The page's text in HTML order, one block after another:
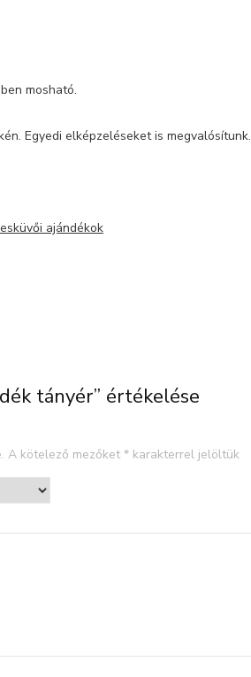
mosható.
Egyedi elképzeléseket is megvalósítunk.
ajándékok
tányér” értékelése
A kötelező mezőket* karakterrel jelöltük